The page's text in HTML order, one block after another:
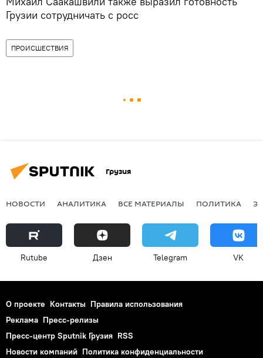
Грузии сотрудничать с росс
ПРОИСШЕСТВИЯ
Грузия
НОВОСТИ АНАЛИТИКА ВСЕ МАТЕРИАЛЫ ПОЛИТИКА
Rutube Дзен Telegram VK
О проекте Контакты Правила использования
Реклама Пресс-релизы
Пресс-центр Sputnik Грузия RSS
Новости компаний Политика конфиденциальности